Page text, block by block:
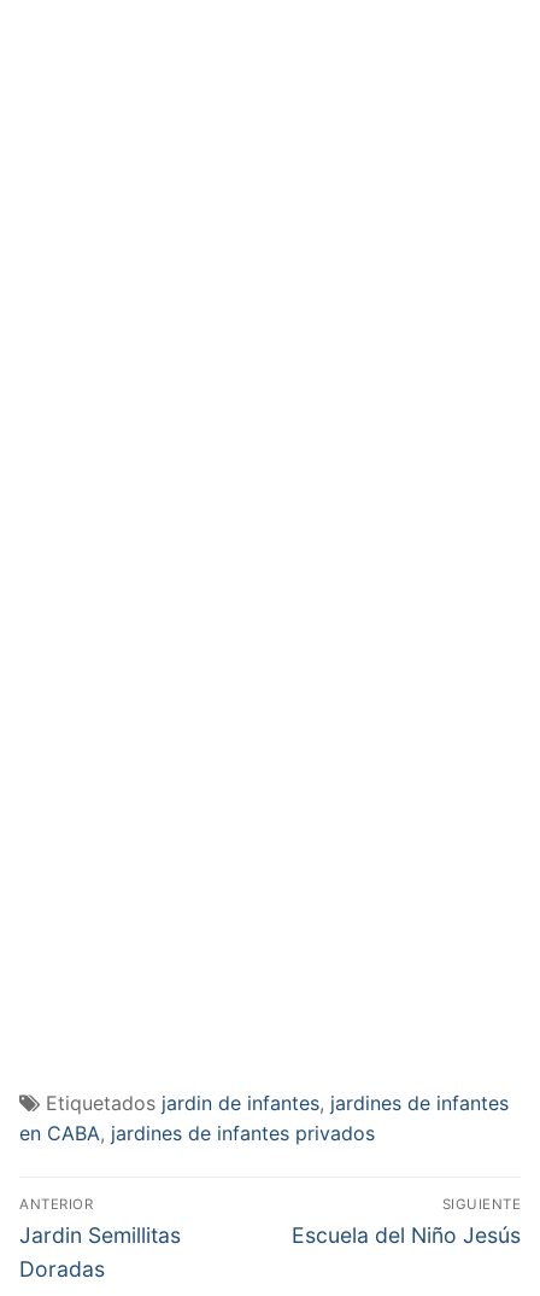
Etiquetados jardin de infantes, jardines de infantes
en CABA, jardines de infantes privados
Navegación
de
entradas
ANTERIOR
Entrada
anterior:
Jardin Semillitas
Doradas
SIGUIENTE
Entrada
Escuela del Niño Jesús